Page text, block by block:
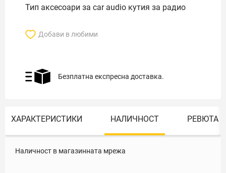
Тип аксесоари за car audio кутия за радио
Добави в любими
Безплатна експресна доставка.
ХАРАКТЕРИСТИКИ НАЛИЧНОСТ РЕВЮТА
Наличност в магазинната мрежа